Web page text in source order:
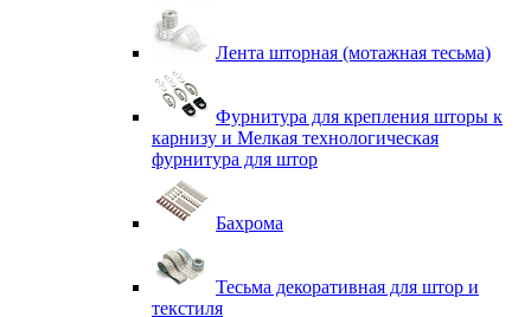
Лента шторная (мотажная тесьма)
Фурнитура для крепления шторы к
карнизу и Мелкая технологическая
фурнитура для штор
Бахрома
Тесьма декоративная для штор и
текстиля